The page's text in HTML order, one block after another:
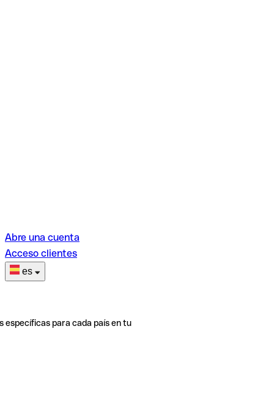
Abre una cuenta
Acceso clientes
es
específicas para cada país en tu